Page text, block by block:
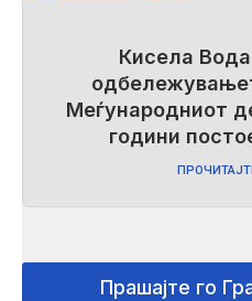
Кисела
Меѓународниот
години
Прашајте го